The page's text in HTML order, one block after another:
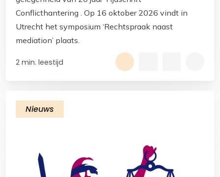
Conflicthantering . Op 16 oktober 2026 vindt in
Utrecht het symposium ‘Rechtspraak naast
mediation’ plaats.
2 min. leestijd
Nieuws